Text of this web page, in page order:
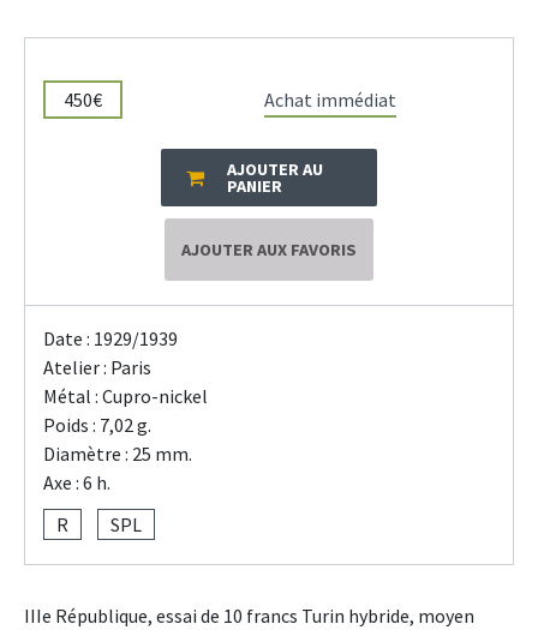
450€ Achat immédiat
AJOUTER AU
PANIER
AJOUTER AUX FAVORIS
Date : 1929/1939
Atelier : Paris
Métal : Cupro-nickel
Poids : 7,02 g.
Diamètre : 25 mm.
Axe : 6 h.
R
SPL
IIIe République, essai de 10 francs Turin hybride, moyen